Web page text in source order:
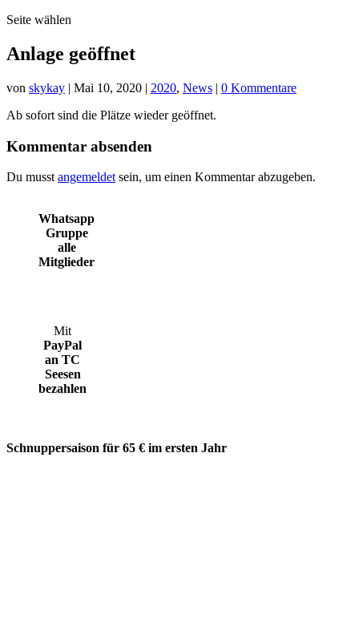
Seite wählen
Anlage geöffnet
von skykay | Mai 10, 2020 | 2020, News | 0 Kommentare
Ab sofort sind die Plätze wieder geöffnet.
Kommentar absenden
Du musst angemeldet sein, um einen Kommentar abzugeben.
Whatsapp
Gruppe
alle
Mitglieder
Mit
PayPal
an TC
Seesen
bezahlen
Schnuppersaison für 65 € im ersten Jahr